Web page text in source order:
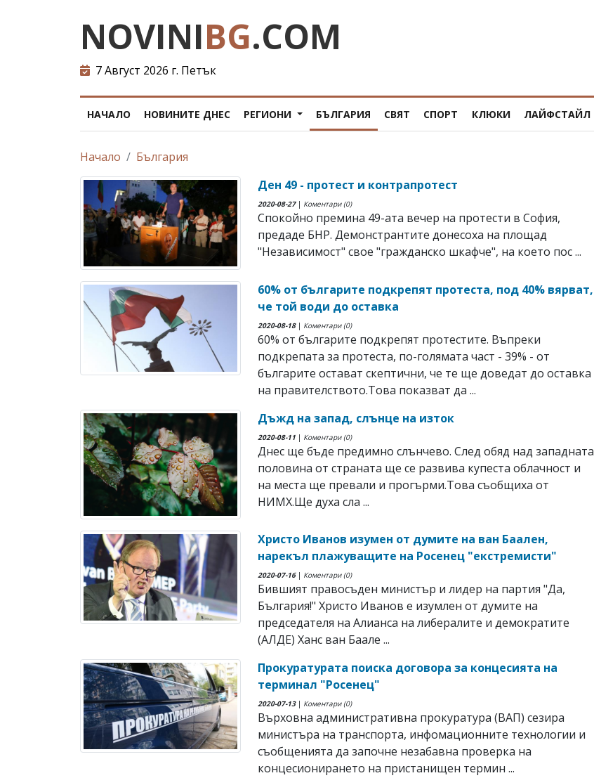
NOVINIBG.COM
7 Август 2026 г. Петък
НАЧАЛО НОВИНИТЕ ДНЕС РЕГИОНИ БЪЛГАРИЯ СВЯТ СПОРТ КЛЮКИ ЛАЙФСТАЙЛ
Начало
България
Ден 49 - протест и контрапротест
2020-08-27| Коментари (0)
Спокойно премина 49-ата вечер на протести в София,
предаде БНР. Демонстрантите донесоха на площад
"Независимост" свое "гражданско шкафче", на което пос ...
60% от българите подкрепят протеста, под 40% вярват,
че той води до оставка
2020-08-18| Коментари (0)
60% от българите подкрепят протестите. Въпреки
подкрепата за протеста, по-голямата част - 39% - от
българите остават скептични, че те ще доведат до оставка
на правителството.Това показват да ...
Дъжд на запад, слънце на изток
2020-08-11 | Коментари (0)
Днес ще бъде предимно слънчево. След обяд над западната
половина от страната ще се развива купеста облачност и
на места ще превали и прогърми.Това съобщиха от
НИМХ.Ще духа сла ...
Христо Иванов изумен от думите на ван Баален,
нарекъл плажуващите на Росенец "екстремисти"
2020-07-16| Коментари (0)
Бившият правосъден министър и лидер на партия "Да,
България!" Христо Иванов е изумлен от думите на
председателя на Алианса на либералите и демократите
(АЛДЕ) Ханс ван Баале ...
Прокуратурата поиска договора за концесията на
терминал "Росенец"
2020-07-13| Коментари (0)
Върховна административна прокуратура (ВАП) сезира
министъра на транспорта, инфомационните технологии и
съобщенията да започне незабавна проверка на
концесионирането на пристанищен термин ...